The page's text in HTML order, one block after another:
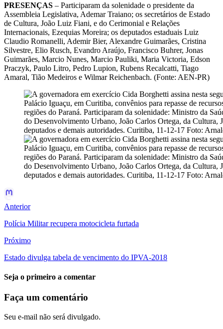
PRESENÇAS – Participaram da solenidade o presidente da
Assembleia Legislativa, Ademar Traiano; os secretários de Estado
de Cultura, João Luiz Fiani, e do Cerimonial e Relações
Internacionais, Ezequias Moreira; os deputados estaduais Luiz
Claudio Romanelli, Ademir Bier, Alexandre Guimarães, Cristina
Silvestre, Elio Rusch, Evandro Araújo, Francisco Buhrer, Jonas
Guimarães, Marcio Nunes, Marcio Pauliki, Maria Victoria, Edson
Praczyk, Paulo Litro, Pedro Lupion, Rubens Recalcatti, Tiago
Amaral, Tião Medeiros e Wilmar Reichenbach. (Fonte: AEN-PR)
Anterior
Polícia Militar recupera motocicleta furtada
Próximo
Estado divulga tabela de vencimento do IPVA-2018
Seja o primeiro a comentar
Faça um comentário
Seu e-mail não será divulgado.